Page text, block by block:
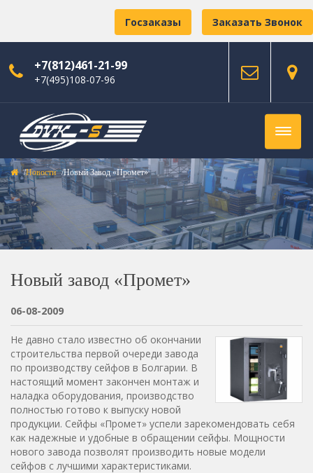
Заказать Звонок
Госзаказы
+7(812)461-21-99
+7(495)108-07-96
Новости Новый Завод «Промет»
Новый завод «Промет»
06-08-2009
Не давно стало известно об окончании
строительства первой очереди завода
по производству сейфов в Болгарии. В
настоящий момент закончен монтаж и
наладка оборудования, производство
полностью готово к выпуску новой
продукции. Сейфы «Промет» успели зарекомендовать себя
как надежные и удобные в обращении сейфы. Мощности
нового завода позволят производить новые модели
сейфов с лучшими характеристиками.